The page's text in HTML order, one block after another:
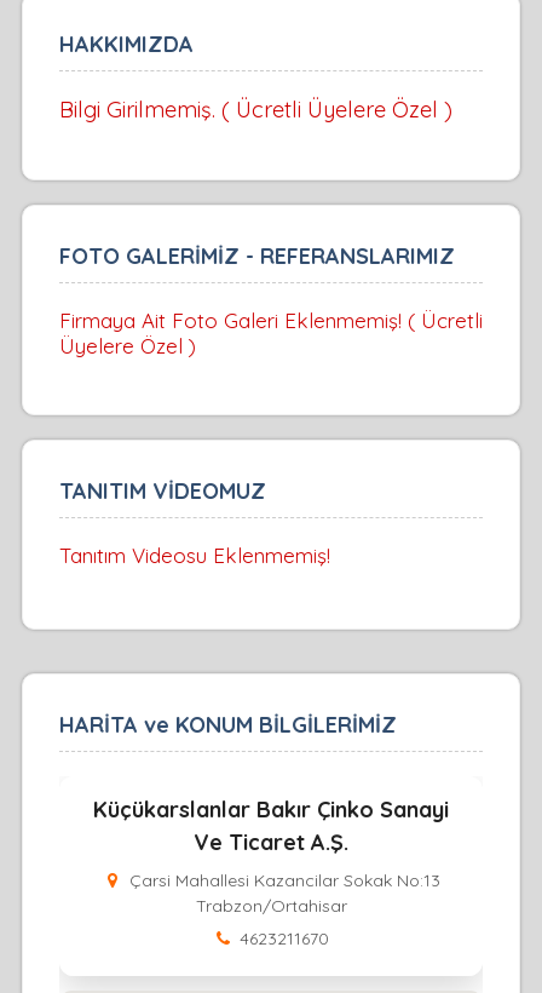
HAKKIMIZDA
Bilgi Girilmemiş. ( Ücretli Üyelere Özel )
FOTO GALERİMİZ - REFERANSLARIMIZ
Firmaya Ait Foto Galeri Eklenmemiş! ( Ücretli
Üyelere Özel )
TANITIM VİDEOMUZ
Tanıtım Videosu Eklenmemiş!
HARİTA ve KONUM BİLGİLERİMİZ
Küçükarslanlar Bakır Çinko Sanayi
Ve Ticaret A.Ş.
Çarsi Mahallesi Kazancilar Sokak No:13
Trabzon/Ortahisar
4623211670